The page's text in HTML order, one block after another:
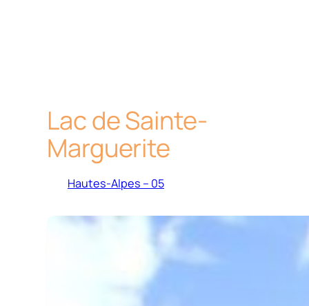
Lac de Sainte-
Marguerite
Hautes-Alpes – 05